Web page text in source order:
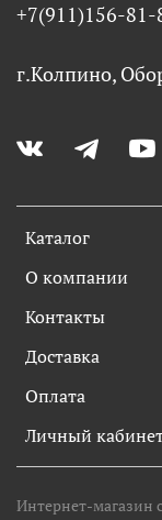
Каталог
О компании
Контакты
Доставка
Оплата
Личный
+7(911)156-81-
г.Колпино,
Интернет-магазин